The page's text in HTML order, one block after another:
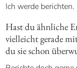
Ich werde berichten.
Hast du ähnliche
vielleicht gerade
du sie schon